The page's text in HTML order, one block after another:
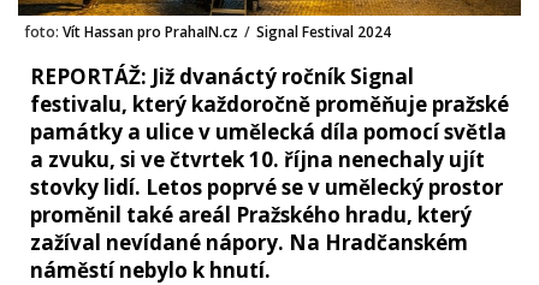
foto: Vít Hassan pro PrahaIN.cz / Signal Festival 2024
REPORTÁŽ: Již dvanáctý ročník Signal
festivalu, který každoročně proměňuje pražské
památky a ulice v umělecká díla pomocí světla
a zvuku, si ve čtvrtek 10. října nenechaly ujít
stovky lidí. Letos poprvé se v umělecký prostor
proměnil také areál Pražského hradu, který
zažíval nevídané nápory. Na Hradčanském
náměstí nebylo k hnutí.